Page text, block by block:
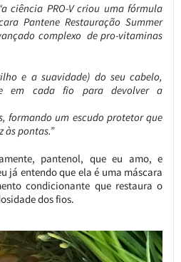
ciência PRO-V criou uma fórmula
Pantene Restauração Summer
complexo de pro-vitaminas
e a suavidade) do seu cabelo,
em cada fio para devolver a
formando um escudo protetor que
às pontas.”
pantenol, que eu amo, e
já entendo que ela é uma máscara
condicionante que restaura o
dos fios.